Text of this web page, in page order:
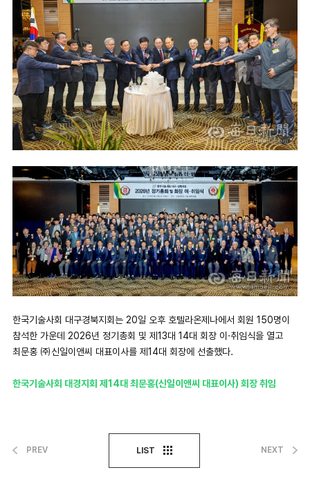
한국기술사회 대구경북지회는 20일 오후 호텔라온제나에서 회원 150명이
참석한 가운데 2026년 정기총회 및 제13대 14대 회장 이·취임식을 열고
최문홍 ㈜신일이앤씨 대표이사를 제14대 회장에 선출했다.
한국기술사회 대경지회 제14대 최문홍(신일이앤씨 대표이사) 회장 취임
PREV LIST NEXT